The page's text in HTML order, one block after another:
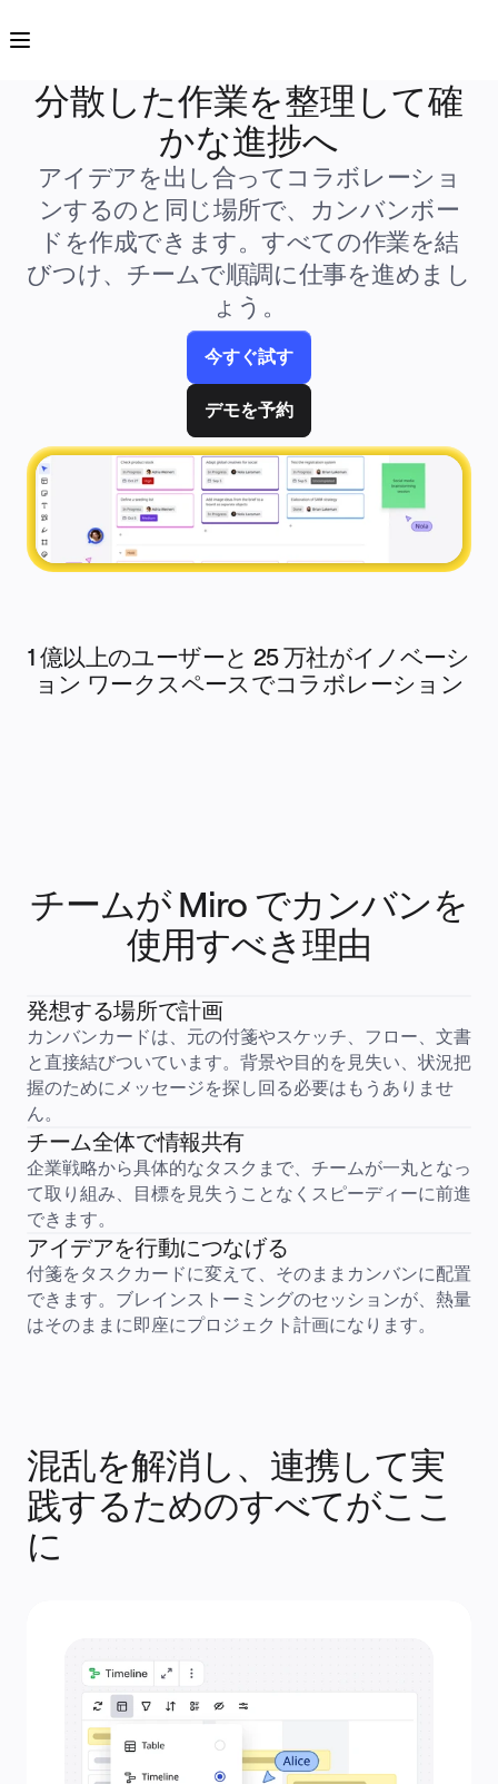
プロトタイプとワイヤーフレーム
Engage
プラットフォーム
AI 概要
AI Workflows
コネクター
MCP サーバー
AI プレイブックを見る
MCP サーバー
インテグレーション
セキュリティー
Enterprise Guard
開発者プラットフォーム
アプリをダウンロード
ホワイトボード
ダイアグラム
タイムライン
Talktrack
テーブル
文書
スライド
活用事例
注目アイテム
AI プレイブックを見る
ワークショップ
ブレインストーミング
マインドマップ
Planning & Delivery
目標の策定
組織づくり
ソリューション
企業規模別
中小企業
ベンチャー
業界別
デジタル
専門サービス
製造
金融サービス
製薬とライフサイエンス
チーム別
プロダクト管理
製品部門の統括と運営
業務運営
マーケティング
IT
戦略的イニシアティブ別
リソース
学習
お客様事例
アカデミー
ウェビナー
Miro プロフェッショナル サービス
ソリューション パートナー
料金プラン
分散した作業を整理して確
かな進捗へ
アイデアを出し合ってコラボレーショ
ンするのと同じ場所で、カンバンボー
ドを作成できます。すべての作業を結
びつけ、チームで順調に仕事を進めまし
ょう。
今すぐ試す
デモを予約
1 億以上のユーザーと 25 万社がイノベーシ
ョン ワークスペースでコラボレーション
チームが Miro でカンバンを
使用すべき理由
発想する場所で計画
カンバンカードは、元の付箋やスケッチ、フロー、文書
と直接結びついています。背景や目的を見失い、状況把
握のためにメッセージを探し回る必要はもうありませ
ん。
チーム全体で情報共有
企業戦略から具体的なタスクまで、チームが一丸となっ
て取り組み、目標を見失うことなくスピーディーに前進
できます。
アイデアを行動につなげる
付箋をタスクカードに変えて、そのままカンバンに配置
できます。ブレインストーミングのセッションが、熱量
はそのままに即座にプロジェクト計画になります。
混乱を解消し、連携して実
践するためのすべてがここ
に